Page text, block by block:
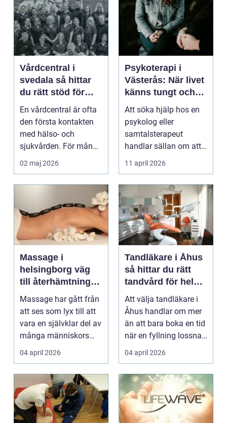
Vårdcentral i
svedala så hittar
du rätt stöd för
hela familjen
En vårdcentral är ofta
den första kontakten
med hälso- och
sjukvården. För många
i Svedala handlar v...
02 maj 2026
Psykoterapi i
Västerås: När livet
känns tungt och
du behöver prata
med någon
Att söka hjälp hos en
psykolog eller
samtalsterapeut
handlar sällan om att
vara svag....
11 april 2026
Massage i
helsingborg väg
till återhämtning
och hållbar hälsa
Massage har gått från
att ses som lyx till att
vara en självklar del av
många människors
friskvård. ...
04 april 2026
Tandläkare i Åhus
så hittar du rätt
tandvård för hela
familjen
Att välja tandläkare i
Åhus handlar om mer
än att bara boka en tid
när en fyllning lossnar
eller en ...
04 april 2026